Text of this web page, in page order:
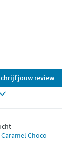
jouw review
Choco